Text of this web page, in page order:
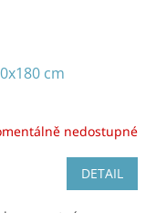
cm
nedostupné
DETAIL